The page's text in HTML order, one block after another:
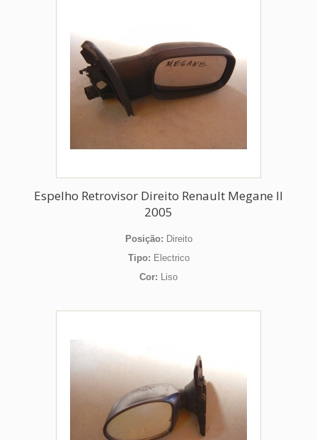
Espelho Retrovisor Direito Renault Megane II
2005
Posição: Direito
Tipo: Electrico
Cor: Liso